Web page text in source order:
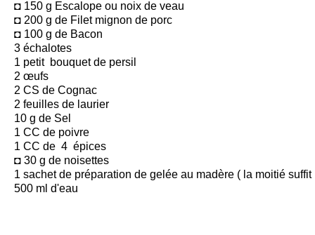
◘ 150 g Escalope ou noix de veau
◘ 200 g de Filet mignon de porc
◘ 100 g de Bacon
3 échalotes
1 petit bouquet de persil
2 œufs
2 CS de Cognac
2 feuilles de laurier
10 g de Sel
1 CC de poivre
1 CC de 4 épices
◘ 30 g de noisettes
1 sachet de préparation de gelée au madère ( la moitié suffit
500 ml d'eau